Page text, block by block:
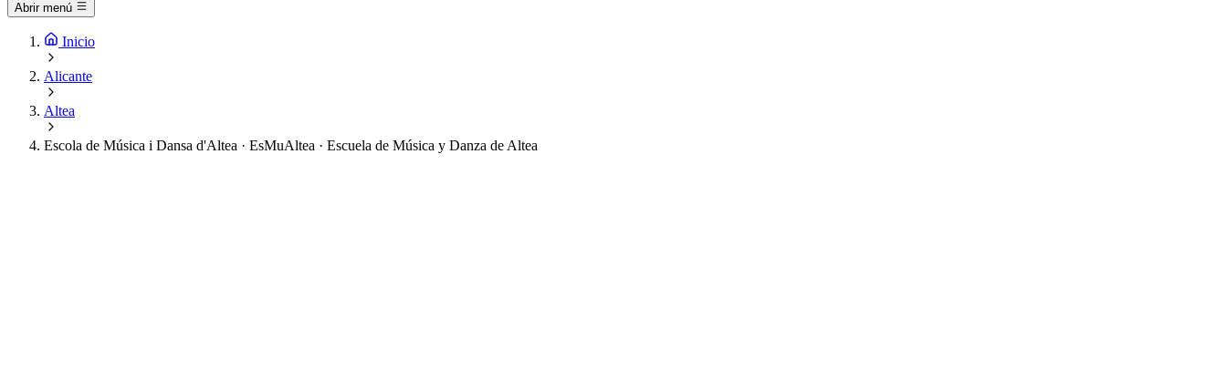
Abrir menú
Inicio
Alicante
Altea
Escola de Música i Dansa d'Altea · EsMuAltea · Escuela de Música y Danza de Altea